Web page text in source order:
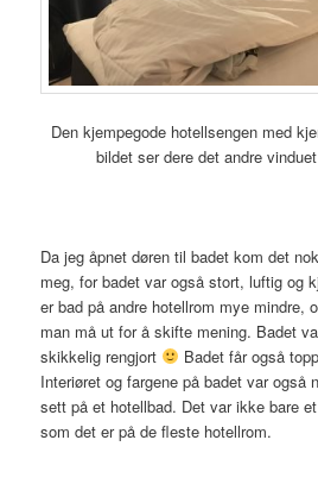
Den kjempegode hotellsengen med
bildet ser dere det andre
Da jeg åpnet døren til badet kom det
meg, for badet var også stort, luftig og
er bad på andre hotellrom mye mindre,
man må ut for å skifte mening. Badet
skikkelig rengjort
Badet får også
Interiøret og fargene på badet var også
sett på et hotellbad. Det var ikke bare
som det er på de fleste hotellrom.